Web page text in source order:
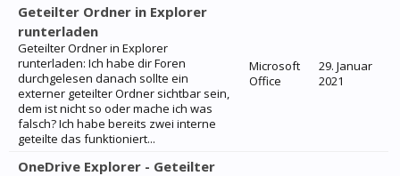
Geteilter Ordner in Explorer
runterladen
Geteilter Ordner in Explorer
runterladen: Ich habe dir Foren
durchgelesen danach sollte ein
externer geteilter Ordner sichtbar sein,
dem ist nicht so oder mache ich was
falsch? Ich habe bereits zwei interne
geteilte das funktioniert...
Microsoft
Office
29. Januar
2021
OneDrive Explorer - Geteilter